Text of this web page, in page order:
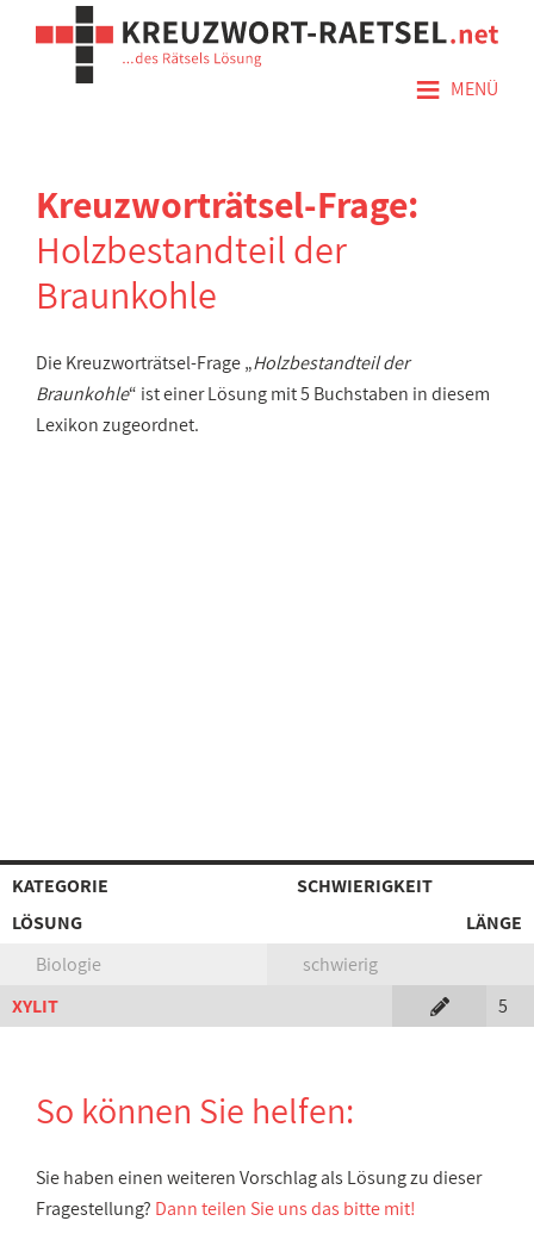
≡ MENÜ
Kreuzworträtsel-Frage:
Holzbestandteil der
Braunkohle
Die Kreuzworträtsel-Frage „Holzbestandteil der
Braunkohle“ ist einer Lösung mit 5 Buchstaben in diesem
Lexikon zugeordnet.
KATEGORIE
SCHWIERIGKEIT
LÖSUNG
LÄNGE
Biologie
schwierig
XYLIT
5
So können Sie helfen:
Sie haben einen weiteren Vorschlag als Lösung zu dieser
Fragestellung? Dann teilen Sie uns das bitte mit!